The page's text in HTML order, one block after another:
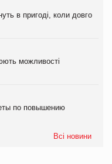
в пригоді, коли довго
можливості
по повышению
Всі новини